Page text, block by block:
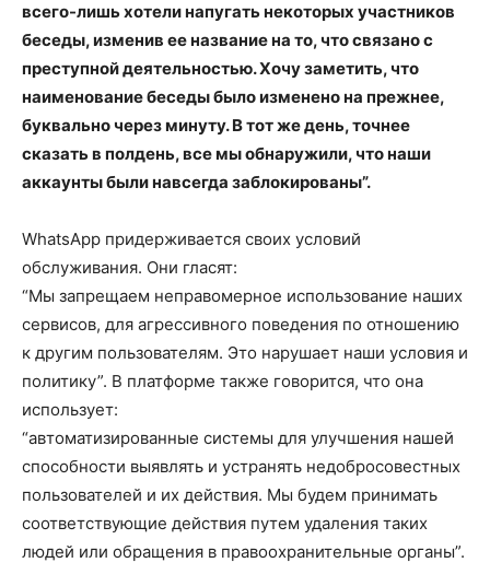
всего-лишь хотели напугать некоторых участников
беседы, изменив ее название на то, что связано с
преступной деятельностью. Хочу заметить, что
наименование беседы было изменено на прежнее,
буквально через минуту. В тот же день, точнее
сказать в полдень, все мы обнаружили, что наши
аккаунты были навсегда заблокированы”.
WhatsApp придерживается своих условий
обслуживания. Они гласят:
“Мы запрещаем неправомерное использование наших
сервисов, для агрессивного поведения по отношению
к другим пользователям. Это нарушает наши условия и
политику”. В платформе также говорится, что она
использует:
“автоматизированные системы для улучшения нашей
способности выявлять и устранять недобросовестных
пользователей и их действия. Мы будем принимать
соответствующие действия путем удаления таких
людей или обращения в правоохранительные органы”.